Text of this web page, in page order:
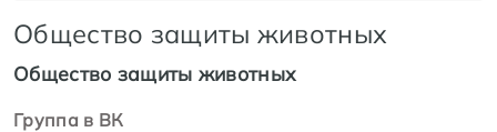
Общество защиты животных
Общество защиты животных
Группа в ВК